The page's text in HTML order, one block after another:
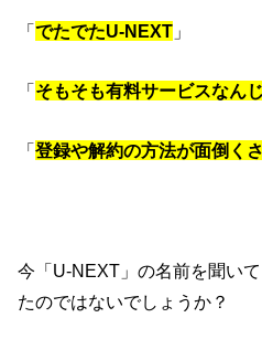
「でたでたU-NEXT 」
「そもそも有料サービスなん
「登録や解約の方法が面倒く
今「U-NEXT」の名前を聞い
たのではないでしょうか？